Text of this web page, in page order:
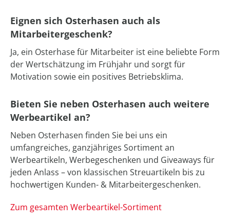
Eignen sich Osterhasen auch als
Mitarbeitergeschenk?
Ja, ein Osterhase für Mitarbeiter ist eine beliebte Form
der Wertschätzung im Frühjahr und sorgt für
Motivation sowie ein positives Betriebsklima.
Bieten Sie neben Osterhasen auch weitere
Werbeartikel an?
Neben Osterhasen finden Sie bei uns ein
umfangreiches, ganzjähriges Sortiment an
Werbeartikeln, Werbegeschenken und Giveaways für
jeden Anlass – von klassischen Streuartikeln bis zu
hochwertigen Kunden- & Mitarbeitergeschenken.
Zum gesamten Werbeartikel-Sortiment